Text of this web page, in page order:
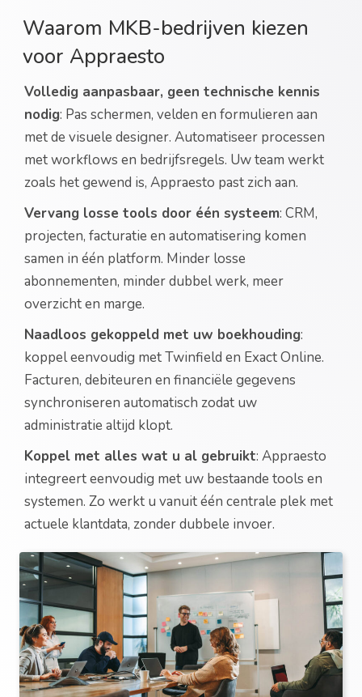
Waarom MKB-bedrijven kiezen
voor Appraesto
Volledig aanpasbaar, geen technische kennis
nodig: Pas schermen, velden en formulieren aan
met de visuele designer. Automatiseer processen
met workflows en bedrijfsregels. Uw team werkt
zoals het gewend is, Appraesto past zich aan.
Vervang losse tools door één systeem: CRM,
projecten, facturatie en automatisering komen
samen in één platform. Minder losse
abonnementen, minder dubbel werk, meer
overzicht en marge.
Naadloos gekoppeld met uw boekhouding:
koppel eenvoudig met Twinfield en Exact Online.
Facturen, debiteuren en financiële gegevens
synchroniseren automatisch zodat uw
administratie altijd klopt.
Koppel met alles wat u al gebruikt: Appraesto
integreert eenvoudig met uw bestaande tools en
systemen. Zo werkt u vanuit één centrale plek met
actuele klantdata, zonder dubbele invoer.